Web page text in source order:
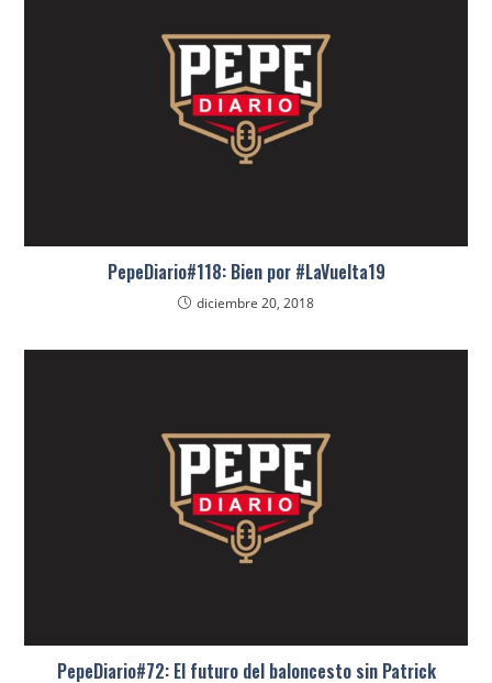
PepeDiario#118: Bien por #LaVuelta19
diciembre 20, 2018
PepeDiario#72: El futuro del baloncesto sin Patrick